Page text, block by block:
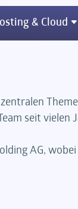
& Cloud
seit vielen
AG,